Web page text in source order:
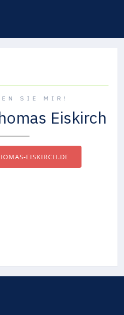
SIE MIR!
Eiskirch
EISKIRCH.DE